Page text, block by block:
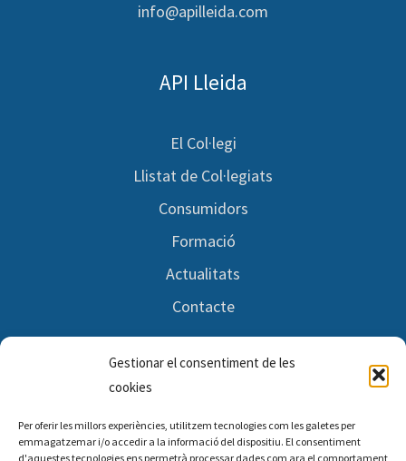
Gestionar el consentiment de les
cookies
Per oferir les millors experiències, utilitzem tecnologies com les galetes per
emmagatzemar i/o accedir a la informació del dispositiu. El consentiment
d'aquestes tecnologies ens permetrà processar dades com ara el comportament
info@apilleida.com
API Lleida
El Col·legi
Llistat de Col·legiats
Consumidors
Formació
Actualitats
Contacte
Segueix-nos
Facebook